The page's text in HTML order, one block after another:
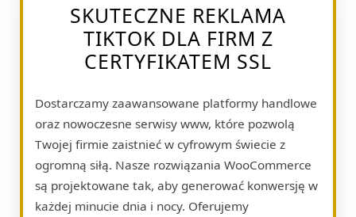
SKUTECZNE REKLAMA
TIKTOK DLA FIRM Z
CERTYFIKATEM SSL
Dostarczamy zaawansowane platformy handlowe
oraz nowoczesne serwisy www, które pozwolą
Twojej firmie zaistnieć w cyfrowym świecie z
ogromną siłą. Nasze rozwiązania WooCommerce
są projektowane tak, aby generować konwersję w
każdej minucie dnia i nocy. Oferujemy